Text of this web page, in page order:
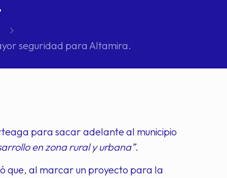
seguridad para Altamira.
para sacar adelante al municipio
en zona rural y urbana”.
que, al marcar un proyecto para la